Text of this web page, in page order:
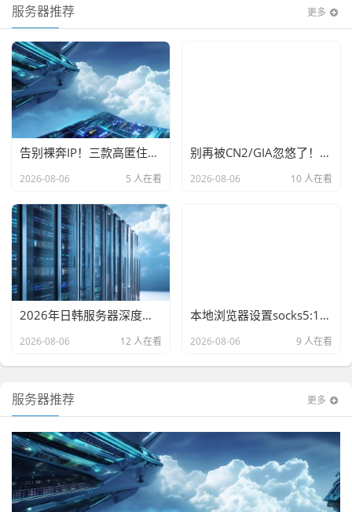
服务器推荐 更多
告别裸奔IP！三款高匿住宅VPS代理链实战横评，手把手教你搭出隐形网络
2026-08-06 5 人在看
别再被CN2/GIA忽悠了！美国服务器TCP优化实战指南（附测试IP）
2026-08-06 10 人在看
2026年日韩服务器深度横评，从大阪到首尔，谁才是东亚业务的最优解？
2026-08-06 12 人在看
本地浏览器设置socks5:127.0.0.1:1081
2026-08-06 9 人在看
服务器推荐 更多